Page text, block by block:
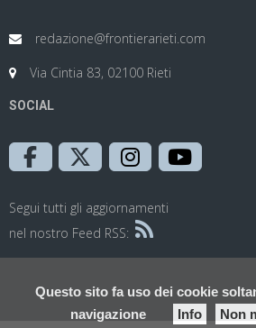
Questo sito fa uso dei cookie
navigazione
Info Non
redazione@frontierarieti.com
Via Cintia 83, 02100 Rieti
SOCIAL
Segui tutti gli aggiornamenti
nel nostro Feed RSS: